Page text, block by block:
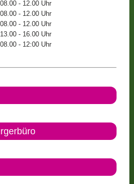
08.00 - 12.00 Uhr
08.00 - 12.00 Uhr
08.00 - 12.00 Uhr
13.00 - 16.00 Uhr
08.00 - 12:00 Uhr